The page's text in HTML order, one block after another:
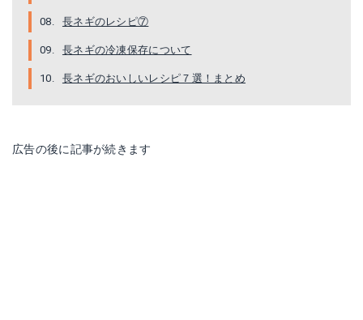
長ネギのレシピ⑦
長ネギの冷凍保存について
長ネギのおいしいレシピ７選！まとめ
広告の後に記事が続きます